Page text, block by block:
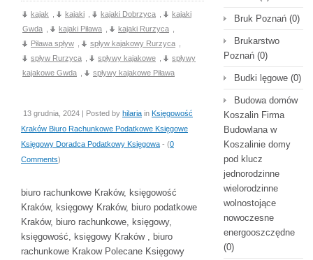
kajak kajaki kajaki Dobrzyca
kajaki
Gwda
kajaki Piława kajaki Rurzyca
Piława spływ
spływ kajakowy Rurzyca
spływ Rurzyca
spływy kajakowe
spływy
kajakowe Gwda
spływy kajakowe Piława
13 grudnia, 2024 | Posted by hilaria in Księgowość
Kraków Biuro Rachunkowe Podatkowe Księgowe
Księgowy Doradca Podatkowy Księgowa - (0
Comments)
biuro rachunkowe Kraków, księgowość
Kraków, księgowy Kraków, biuro podatkowe
Kraków, biuro rachunkowe, księgowy,
księgowość, księgowy Kraków , biuro
rachunkowe Krakow Polecane Księgowy
Bruk Poznań (0)
Brukarstwo
Poznań (0)
Budki lęgowe (0)
Budowa domów
Koszalin Firma
Budowlana w
Koszalinie domy
pod klucz
jednorodzinne
wielorodzinne
wolnostojące
nowoczesne
energooszczędne
(0)